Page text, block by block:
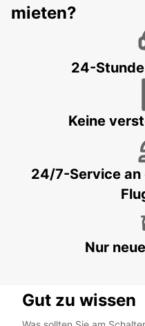
MAISONS-ALFORT
MAISONS ALFORT -
PARIS ETOILE FOCH
mieten?
24-
Keine
24/7-Service an
Nur
Gut zu wissen